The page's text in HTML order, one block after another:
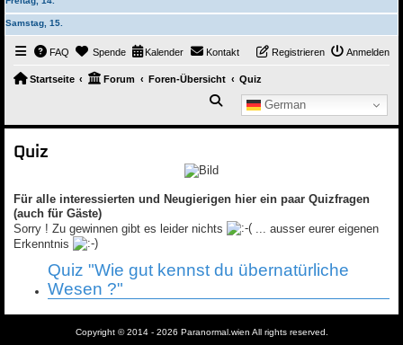
Samstag, 15.
FAQ Spende Kalender Kontakt Anmelden
Registrieren
Startseite Forum Foren-Übersicht Quiz
German
Suche
Quiz
Für alle interessierten und Neugierigen hier ein paar Quizfragen
(auch für Gäste)
Sorry ! Zu gewinnen gibt es leider nichts
... ausser eurer eigenen
Erkenntnis
Quiz "Wie gut kennst du übernatürliche
Wesen ?"
Copyright © 2014 - 2026 Paranormal.wien All rights reserved.